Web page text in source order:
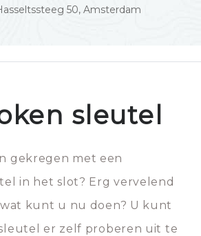
50, Amsterdam
sleutel
gekregen met een
in het slot? Erg vervelend
kunt u nu doen? U kunt
er zelf proberen uit te